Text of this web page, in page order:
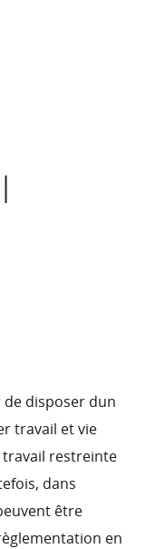
disposer dun
travail et vie
travail restreinte
dans
être
en